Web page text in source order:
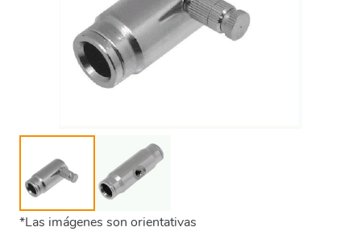
*Las imágenes son orientativas